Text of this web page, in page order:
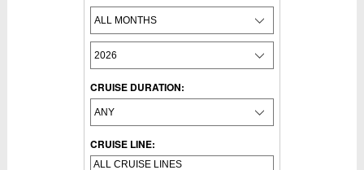
CRUISE DURATION:
CRUISE LINE: